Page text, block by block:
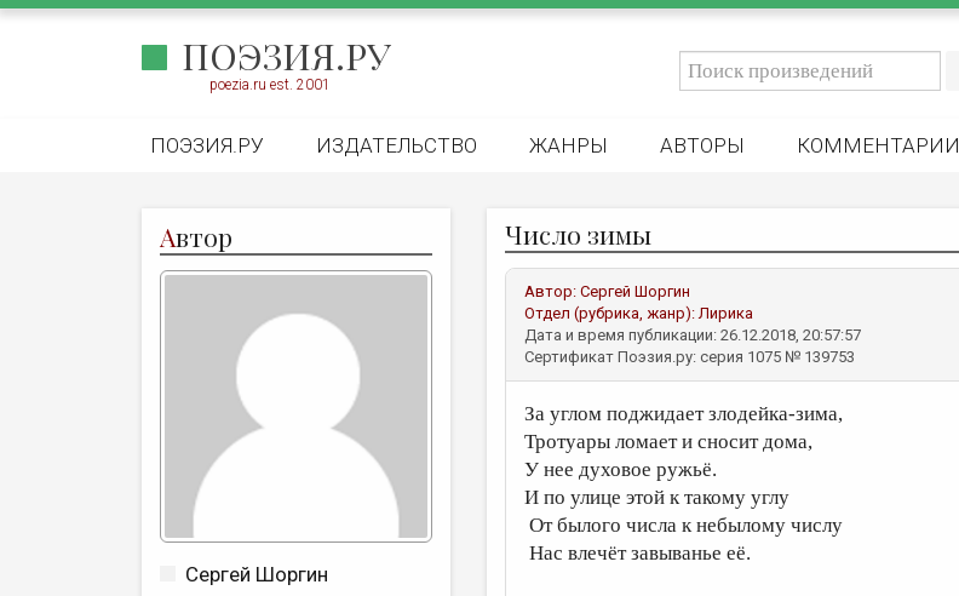
ПОЭЗИЯ.РУ
poezia.ru est. 2001
ПОЭЗИЯ.РУ ИЗДАТЕЛЬСТВО ЖАНРЫ АВТОРЫ КОММЕНТАРИИ
Автор
Сергей Шоргин
Число зимы
Автор: Сергей Шоргин
Отдел (рубрика, жанр):Лирика
Дата и время публикации: 26.12.2018, 20:57:57
Сертификат Поэзия.ру: серия 1075 № 139753
За углом поджидает злодейка-зима,
Тротуары ломает и сносит дома,
У нее духовое ружьё.
И по улице этой к такому углу
От былого числа к небылому числу
Нас влечёт завыванье её.